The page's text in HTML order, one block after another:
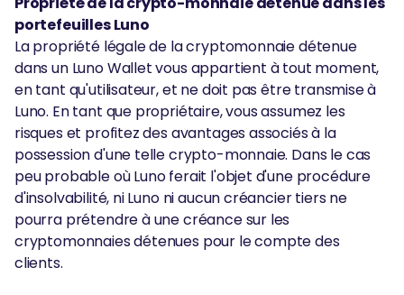
portefeuilles Luno
La propriété légale de la cryptomonnaie détenue
dans un Luno Wallet vous appartient à tout moment,
en tant qu'utilisateur, et ne doit pas être transmise à
Luno. En tant que propriétaire, vous assumez les
risques et profitez des avantages associés à la
possession d'une telle crypto-monnaie. Dans le cas
peu probable où Luno ferait l'objet d'une procédure
d'insolvabilité, ni Luno ni aucun créancier tiers ne
pourra prétendre à une créance sur les
cryptomonnaies détenues pour le compte des
clients.